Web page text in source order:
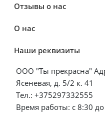
Отзывы о нас
О нас
Наши реквизиты
ООО "Ты прекрасна"
Ясеневая, д. 5/2 к. 41
Тел.: +375297332555
Время работы: с 8:30